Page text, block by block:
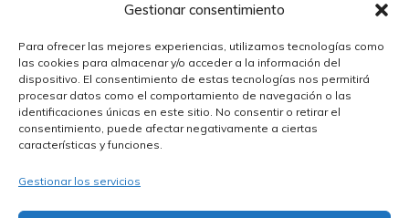
Gestionar consentimiento
Para ofrecer las mejores experiencias, utilizamos tecnologías como
las cookies para almacenar y/o acceder a la información del
dispositivo. El consentimiento de estas tecnologías nos permitirá
procesar datos como el comportamiento de navegación o las
identificaciones únicas en este sitio. No consentir o retirar el
consentimiento, puede afectar negativamente a ciertas
características y funciones.
Gestionar los servicios
Tatuajes y piercings
Contacta
+34 923 26 19 84
+34 634 74 85 53